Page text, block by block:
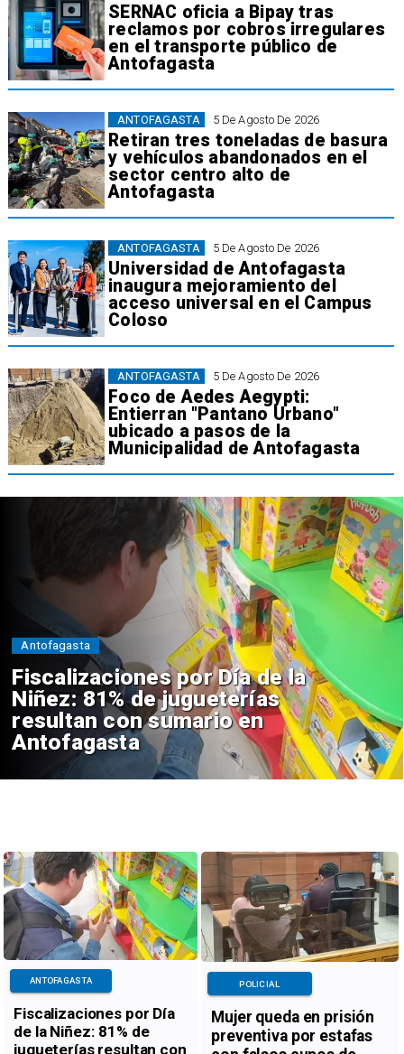
SERNAC oficia a Bipay tras
reclamos por cobros irregulares
en el transporte público de
Antofagasta
5 De Agosto De 2026
Retiran tres toneladas de basura
y vehículos abandonados en el
sector centro alto de
Antofagasta
ANTOFAGASTA
5 De Agosto De 2026
Universidad de Antofagasta
inaugura mejoramiento del
acceso universal en el Campus
Coloso
ANTOFAGASTA
5 De Agosto De 2026
Foco de Aedes Aegypti:
Entierran "Pantano Urbano"
ubicado a pasos de la
Municipalidad de Antofagasta
ANTOFAGASTA
Fiscalizaciones por Día de la
Niñez: 81% de jugueterías
resultan con sumario en
Antofagasta
Antofagasta
Fiscalizaciones por Día
de la Niñez: 81% de
jugueterías resultan con
ANTOFAGASTA
Mujer queda en prisión
preventiva por estafas
POLICIAL